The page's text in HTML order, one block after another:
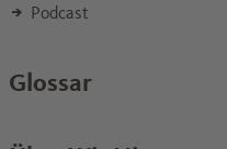
Podcast
Glossar